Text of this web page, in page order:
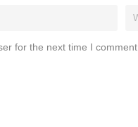
for the next time I comment.